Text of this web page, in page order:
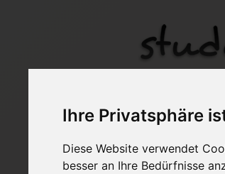
Ihre Privatsphäre
Diese Website verwendet
besser an Ihre Bedürfnisse
Auf